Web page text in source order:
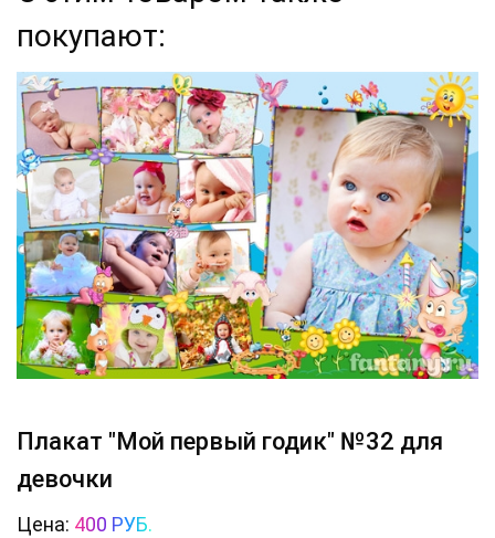
покупают:
Плакат "Мой первый годик" №32 для
девочки
Цена: 400 РУБ.